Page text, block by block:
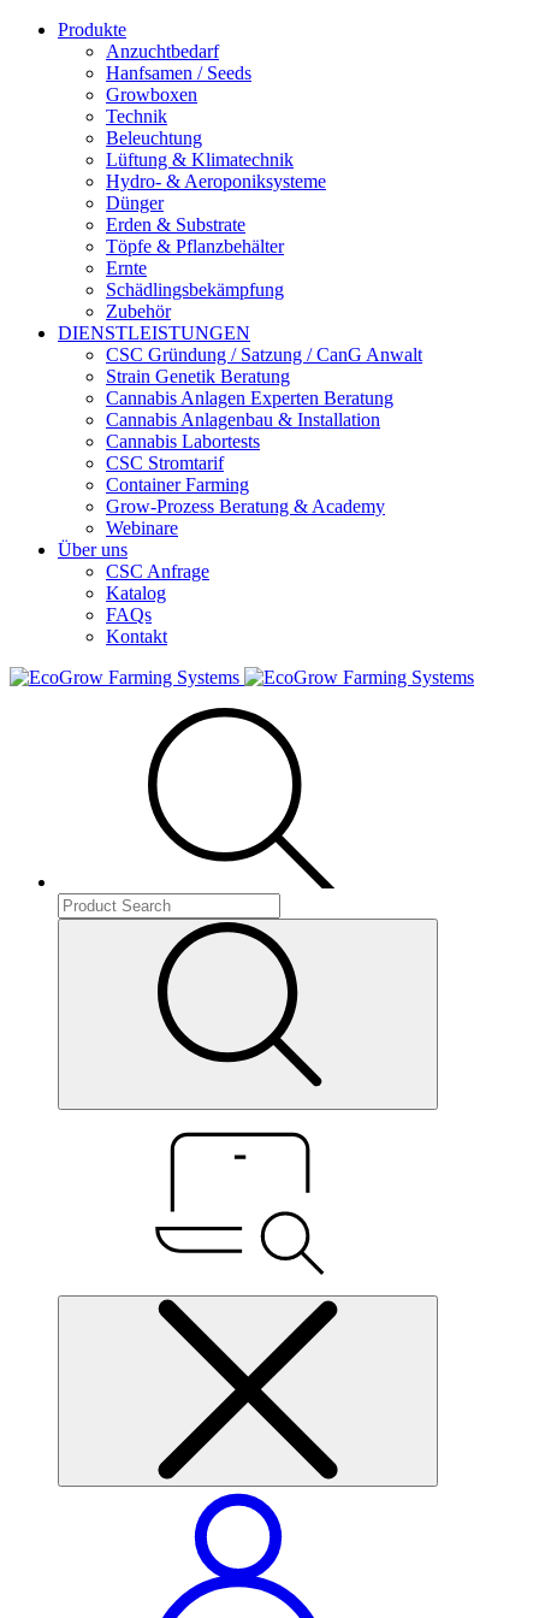
Produkte
Anzuchtbedarf
Hanfsamen / Seeds
Growboxen
Technik
Beleuchtung
Lüftung & Klimatechnik
Hydro- & Aeroponiksysteme
Dünger
Erden & Substrate
Töpfe & Pflanzbehälter
Ernte
Schädlingsbekämpfung
Zubehör
DIENSTLEISTUNGEN
CSC Gründung / Satzung / CanG Anwalt
Strain Genetik Beratung
Cannabis Anlagen Experten Beratung
Cannabis Anlagenbau & Installation
Cannabis Labortests
CSC Stromtarif
Container Farming
Grow-Prozess Beratung & Academy
Webinare
Über uns
CSC Anfrage
Katalog
FAQs
Kontakt